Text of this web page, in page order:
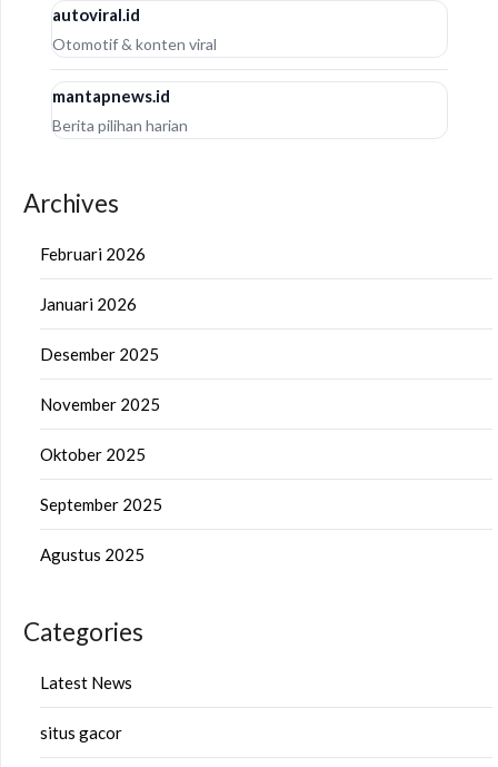
autoviral.id
Otomotif & konten viral
mantapnews.id
Berita pilihan harian
Archives
Februari 2026
Januari 2026
Desember 2025
November 2025
Oktober 2025
September 2025
Agustus 2025
Categories
Latest News
situs gacor